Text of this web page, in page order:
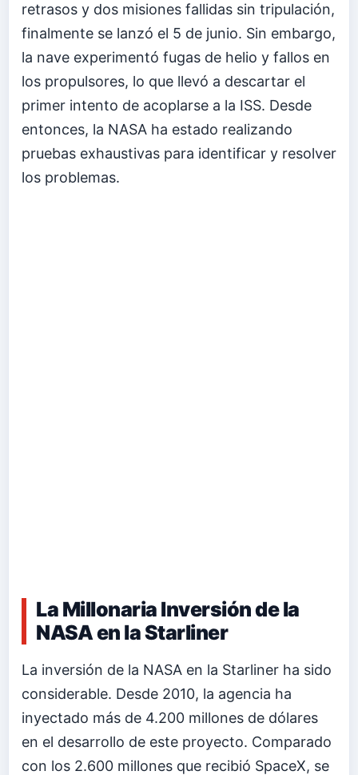
retrasos y dos misiones fallidas sin tripulación,
finalmente se lanzó el 5 de junio. Sin embargo,
la nave experimentó fugas de helio y fallos en
los propulsores, lo que llevó a descartar el
primer intento de acoplarse a la ISS. Desde
entonces, la NASA ha estado realizando
pruebas exhaustivas para identificar y resolver
los problemas.
La Millonaria Inversión de la
NASA en la Starliner
La inversión de la NASA en la Starliner ha sido
considerable. Desde 2010, la agencia ha
inyectado más de 4.200 millones de dólares
en el desarrollo de este proyecto. Comparado
con los 2.600 millones que recibió SpaceX, se